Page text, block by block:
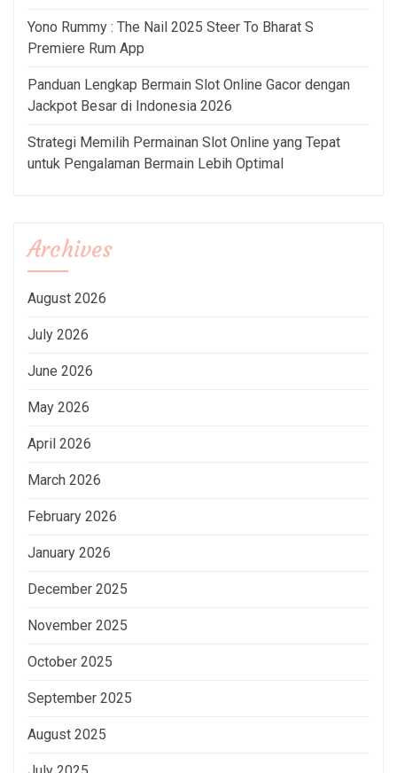
Yono Rummy : The Nail 2025 Steer To Bharat S
Premiere Rum App
Panduan Lengkap Bermain Slot Online Gacor dengan
Jackpot Besar di Indonesia 2026
Strategi Memilih Permainan Slot Online yang Tepat
untuk Pengalaman Bermain Lebih Optimal
Archives
August 2026
July 2026
June 2026
May 2026
April 2026
March 2026
February 2026
January 2026
December 2025
November 2025
October 2025
September 2025
August 2025